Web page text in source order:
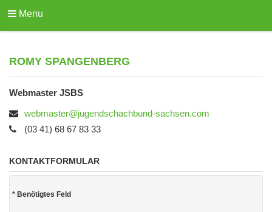
Menu
ROMY SPANGENBERG
Webmaster JSBS
webmaster@jugendschachbund-sachsen.com
(03 41) 68 67 83 33
KONTAKTFORMULAR
* Benötigtes Feld